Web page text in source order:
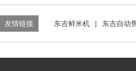
友情链接 东吉鲜米机 | 东吉自动